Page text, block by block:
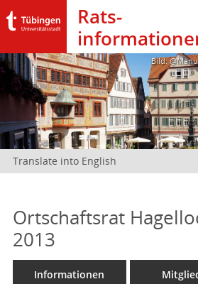
Rats­
Bild:
Translate into English
Ortschaftsrat
2013
Informationen